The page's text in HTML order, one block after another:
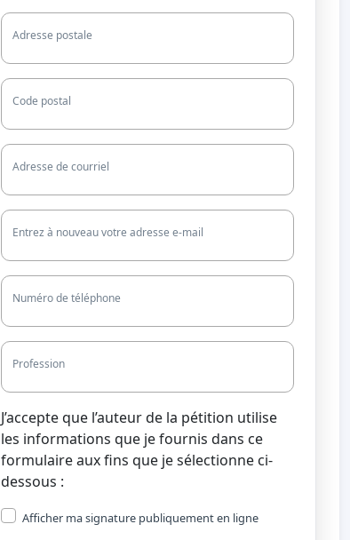
Adresse postale
Code postal
Adresse de courriel
Entrez à nouveau votre adresse e-mail
Numéro de téléphone
Profession
J’accepte que l’auteur de la pétition utilise
les informations que je fournis dans ce
formulaire aux fins que je sélectionne ci-
dessous :
Afficher ma signature publiquement en ligne